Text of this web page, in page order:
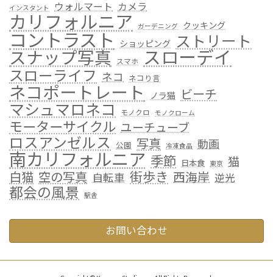
インスタント ウォルマート カメラ
カリフォルニア ガーデニング クッキング
コントラスト ショッピング ストリート
スナップ写真 スマホ スローデイ
スローライフ ネコ ネコり言
ネコポートレート ノラ猫 ビーチ
マシュマロネコ モノクロ モノクローム
モーターサイクル ユーチューブ
ロスアンゼルス 公園 写真 冷凍食品 動画
南カリフォルニア 季節 日本食 東京 猫
白猫 空の写真 自転車 街歩き 西海岸 逆光
都会の風景 駅舎
お問い合わせ